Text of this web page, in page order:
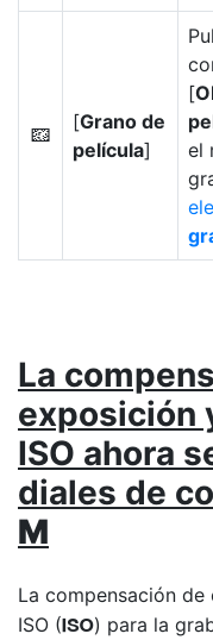
G
[Grano de
película]
[
el
La
exposición
ISO ahora
diales de
M
La compensación de
ISO ( S) para la